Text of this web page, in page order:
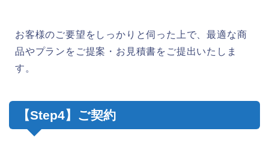
お客様のご要望をしっかりと伺った上で、最適な商
品やプランをご提案・お見積書をご提出いたしま
す。
【Step4】ご契約